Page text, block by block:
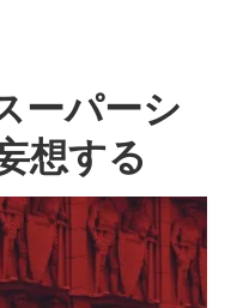
ーパーシ
想する